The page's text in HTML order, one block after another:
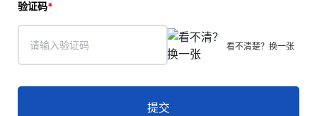
验证码
看不清楚？换一张
提交